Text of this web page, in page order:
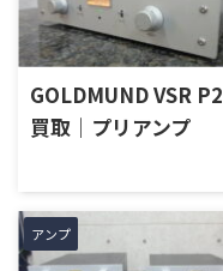
GOLDMUND VSR P2
買取｜プリアンプ
アンプ